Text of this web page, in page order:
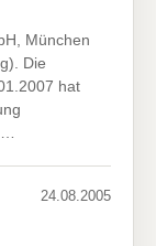
München
Die
hat
24.08.2005